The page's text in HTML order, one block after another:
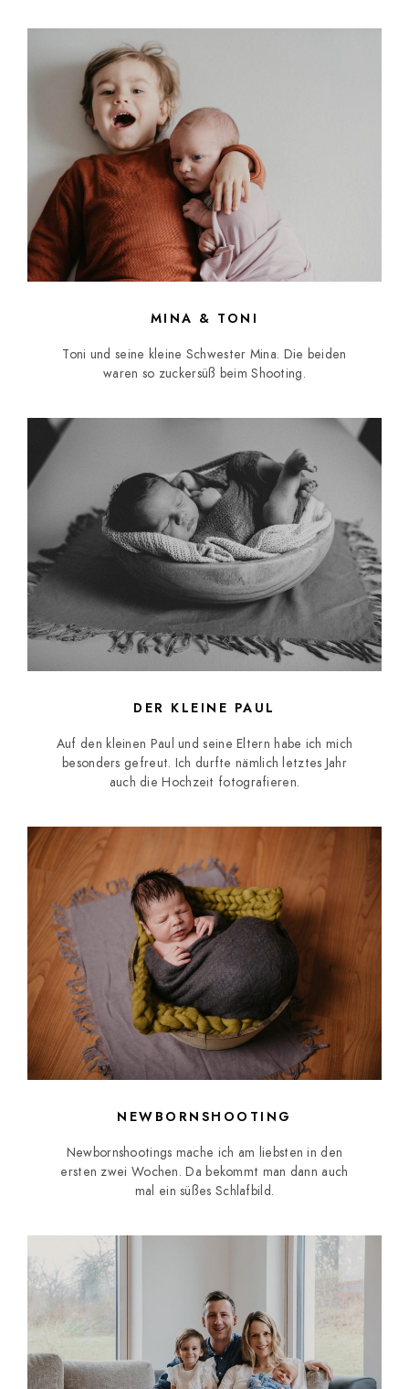
MINA & TONI
Toni und seine kleine Schwester Mina. Die beiden
waren so zuckersüß beim Shooting.
DER KLEINE PAUL
Auf den kleinen Paul und seine Eltern habe ich mich
besonders gefreut. Ich durfte nämlich letztes Jahr
auch die Hochzeit fotografieren.
NEWBORNSHOOTING
Newbornshootings mache ich am liebsten in den
ersten zwei Wochen. Da bekommt man dann auch
mal ein süßes Schlafbild.